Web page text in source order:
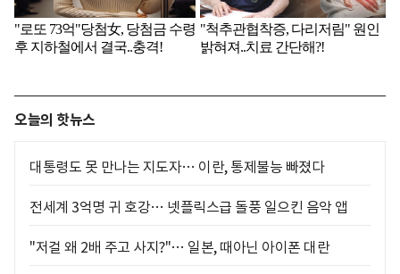
오늘의 핫뉴스
대통령도 못 만나는 지도자… 이란, 통제불능 빠졌다
전세계 3억명 귀 호강… 넷플릭스급 돌풍 일으킨 음악 앱
"저걸 왜 2배 주고 사지?"… 일본, 때아닌 아이폰 대란